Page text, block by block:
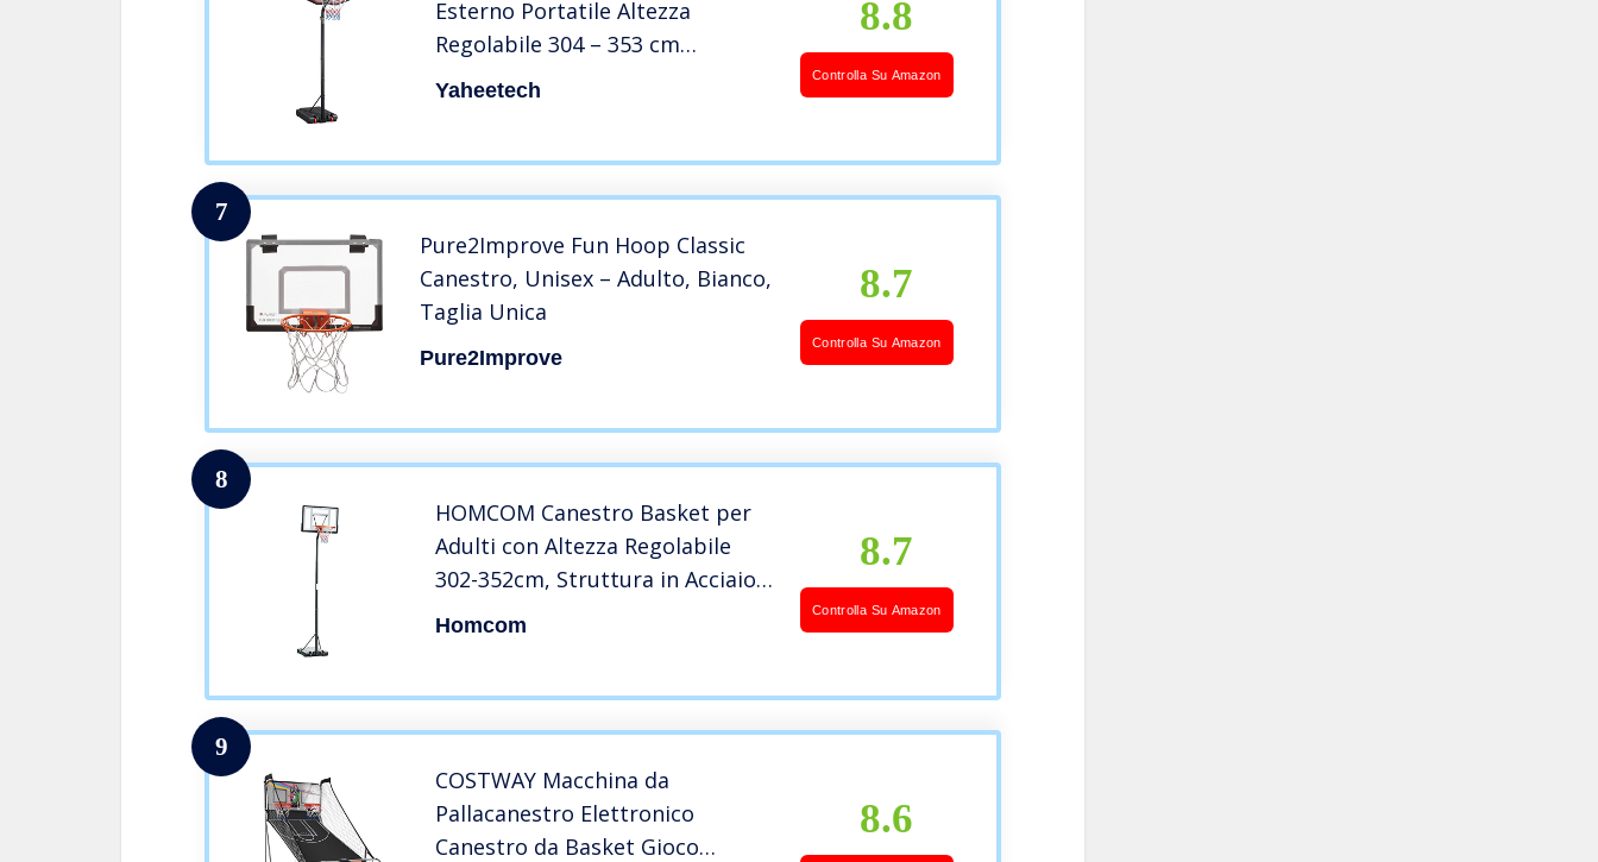
Esterno Portatile Altezza
Regolabile 304 – 353 cm
Pallacanestro da Camera Interno
Yaheetech
8.8
Controlla Su Amazon
7
Pure2Improve Fun Hoop Classic
Canestro, Unisex – Adulto, Bianco,
Taglia Unica
Pure2Improve
8.7
Controlla Su Amazon
8
HOMCOM Canestro Basket per
Adulti con Altezza Regolabile
302-352cm, Struttura in Acciaio,
PE e PVC, Nero
Homcom
8.7
Controlla Su Amazon
9
COSTWAY Macchina da
Pallacanestro Elettronico
Canestro da Basket Gioco
8.6